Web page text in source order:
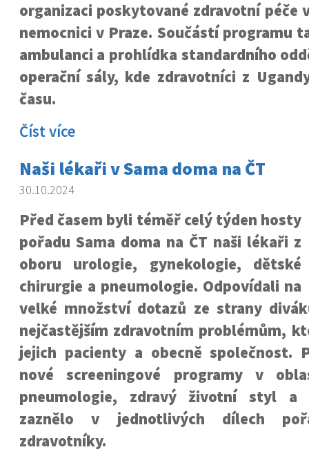
organizaci poskytované zdravotní péče
nemocnici v Praze. Součástí programu
ambulanci a prohlídka standardního
operační sály, kde zdravotníci z
času.
Číst více
Naši lékaři v Sama doma na ČT
30.10.2024
Před časem byli téměř celý týden hosty
pořadu Sama doma na ČT naši lékaři z
oboru urologie, gynekologie, dětské
chirurgie a pneumologie. Odpovídali na
velké množství dotazů ze strany
nejčastějším zdravotním problémům,
jejich pacienty a obecně společnost.
nové screeningové programy v
pneumologie, zdravý životní styl a
zaznělo v jednotlivých dílech
zdravotníky.